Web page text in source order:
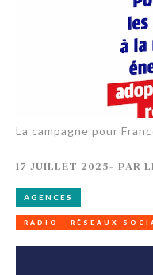
La campagne pour
17 JUILLET 2025- PAR
AGENCES
RADIO RÉSEAUX